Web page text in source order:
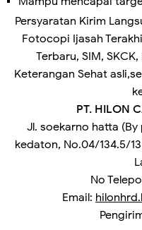
Persyaratan Kirim
Fotocopi Ijasah
Terbaru, SIM,
Keterangan Sehat
PT. HILON
Jl. soekarno hatta
kedaton, No.04/134.5/
No
Email: